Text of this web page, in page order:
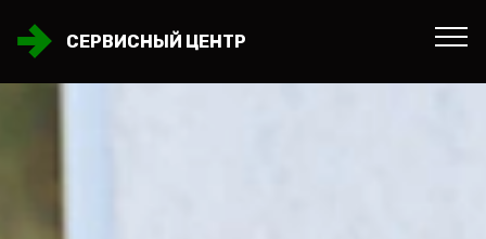
СЕРВИСНЫЙ ЦЕНТР